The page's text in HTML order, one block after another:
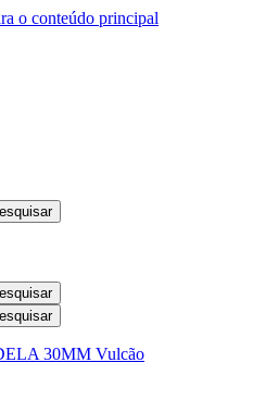
o conteúdo principal